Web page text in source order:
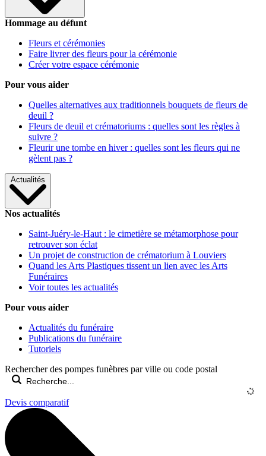
Hommage au défunt
Fleurs et cérémonies
Faire livrer des fleurs pour la cérémonie
Créer votre espace cérémonie
Pour vous aider
Quelles alternatives aux traditionnels bouquets de fleurs de
deuil ?
Fleurs de deuil et crématoriums : quelles sont les règles à
suivre ?
Fleurir une tombe en hiver : quelles sont les fleurs qui ne
gèlent pas ?
Actualités
Nos actualités
Saint-Juéry-le-Haut : le cimetière se métamorphose pour
retrouver son éclat
Un projet de construction de crématorium à Louviers
Quand les Arts Plastiques tissent un lien avec les Arts
Funéraires
Voir toutes les actualités
Pour vous aider
Actualités du funéraire
Publications du funéraire
Tutoriels
Rechercher des pompes funèbres par ville ou code postal
Devis comparatif